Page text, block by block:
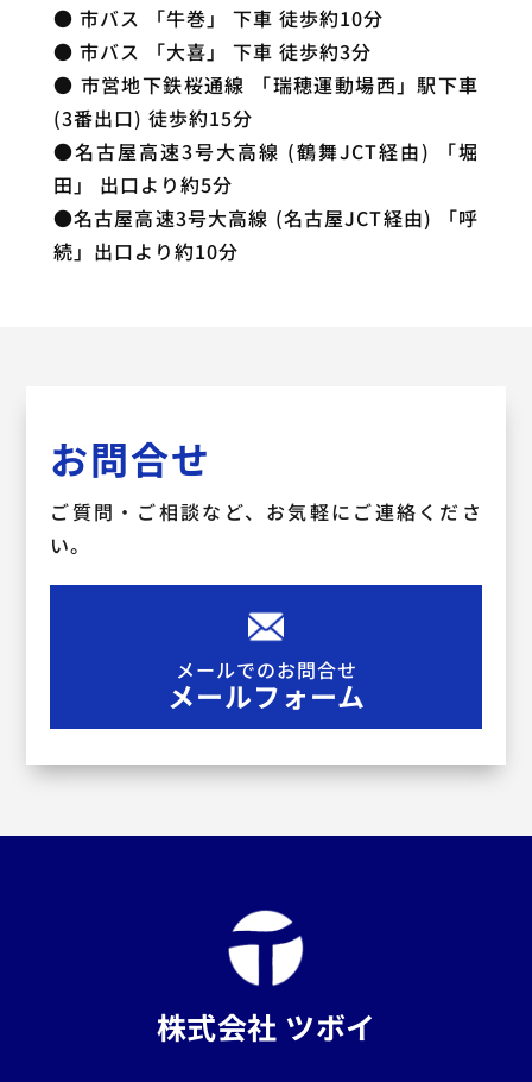
● 市バス 「牛巻」 下車 徒歩約10分
● 市バス 「大喜」 下車 徒歩約3分
● 市営地下鉄桜通線 「瑞穂運動場西」駅下車
(3番出口) 徒歩約15分
●名古屋高速3号大高線 (鶴舞JCT経由) 「堀
田」 出口より約5分
●名古屋高速3号大高線 (名古屋JCT経由) 「呼
続」出口より約10分
お問合せ
ご質問・ご相談など、 お気軽にご連絡くださ
い。
メールでのお問合せ
メールフォーム
株式会社 ツボイ